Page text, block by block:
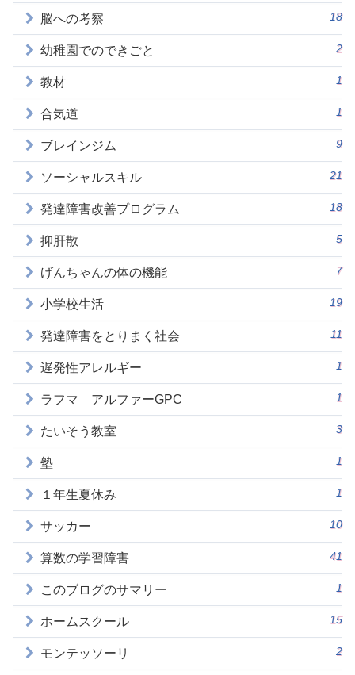
脳への考察 18
幼稚園でのできごと 2
教材 1
合気道 1
ブレインジム 9
ソーシャルスキル 21
発達障害改善プログラム 18
抑肝散 5
げんちゃんの体の機能 7
小学校生活 19
発達障害をとりまく社会 11
遅発性アレルギー 1
ラフマ アルファーGPC 1
たいそう教室 3
塾 1
１年生夏休み 1
サッカー 10
算数の学習障害 41
このブログのサマリー 1
ホームスクール 15
モンテッソーリ 2